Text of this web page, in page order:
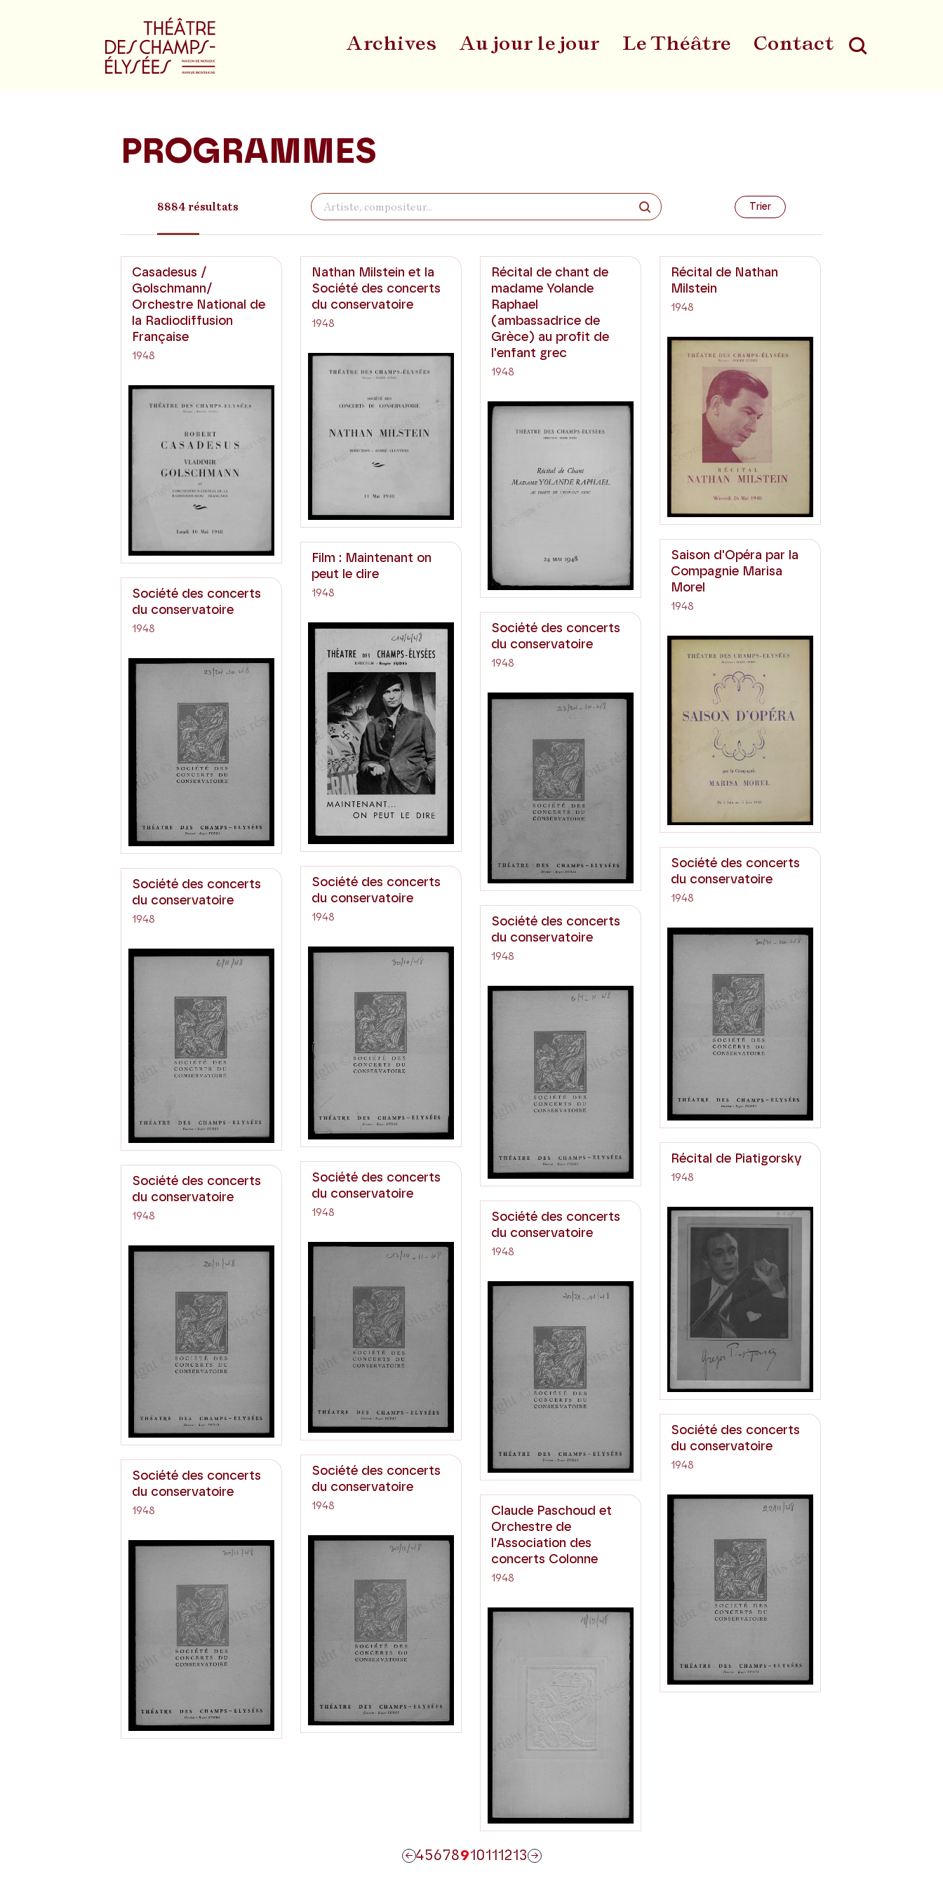
Archives Au jour le jour Le Théâtre Contact
PROGRAMMES
8884 résultats Trier
Casadesus /
Golschmann/
Orchestre National de
la Radiodiffusion
Française
1948
Nathan Milstein et la
Société des concerts
du conservatoire
1948
Récital de chant de
madame Yolande
Raphael
(ambassadrice de
Grèce) au profit de
l'enfant grec
1948
Récital de Nathan
Milstein
1948
Saison d'Opéra par la
Compagnie Marisa
Morel
1948
Film : Maintenant on
peut le dire
1948
Société des concerts
du conservatoire
1948
Société des concerts
du conservatoire
1948
Société des concerts
du conservatoire
1948
Société des concerts
du conservatoire
1948
Société des concerts
du conservatoire
1948
Société des concerts
du conservatoire
1948
Récital de Piatigorsky
1948
Société des concerts
du conservatoire
1948
Société des concerts
du conservatoire
1948
Société des concerts
du conservatoire
1948
Société des concerts
du conservatoire
1948
Société des concerts
du conservatoire
1948
Société des concerts
du conservatoire
1948
Claude Paschoud et
Orchestre de
l'Association des
concerts Colonne
1948
4567891011 1213